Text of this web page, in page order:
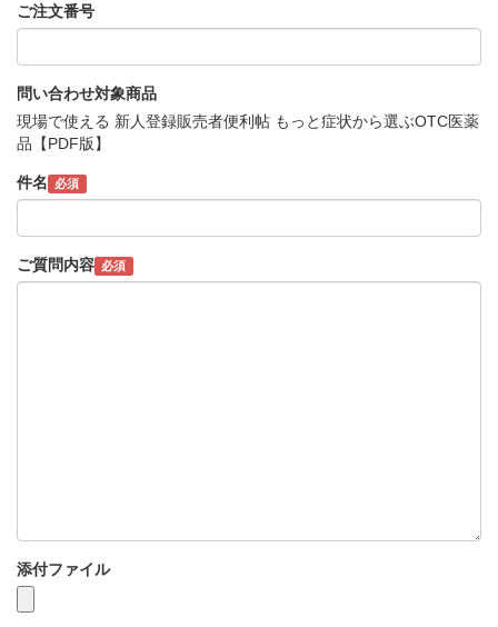
ご注文番号
問い合わせ対象商品
現場で使える 新人登録販売者便利帖 もっと症状から選ぶOTC医薬
品【PDF版】
件名 必須
ご質問内容 必須
添付ファイル